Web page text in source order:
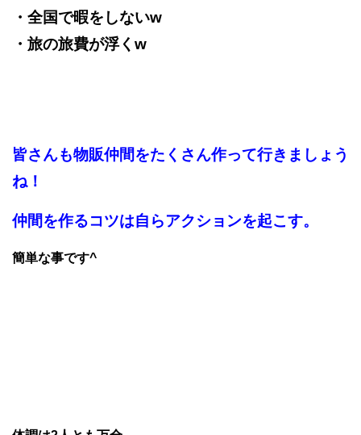
・全国で暇をしないw
・旅の旅費が浮くw
皆さんも物販仲間をたくさん作って行きましょう
ね！
仲間を作るコツは自らアクションを起こす。
簡単な事です^